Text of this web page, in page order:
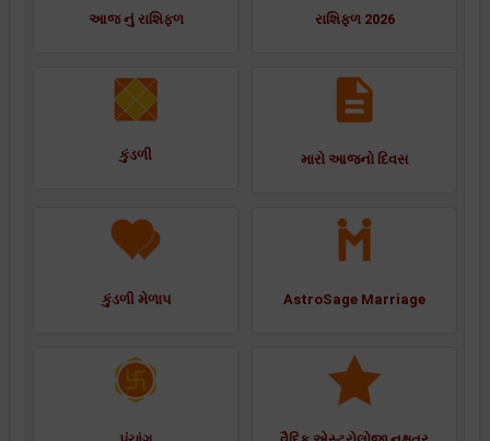
આજ નું રાશિફળ રાશિફળ 2026
કુંડળી મારો આજનો દિવસ
કુંડળી મેળાપ AstroSage Marriage